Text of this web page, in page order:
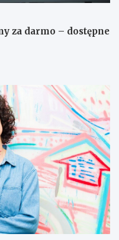
za darmo – dostępne